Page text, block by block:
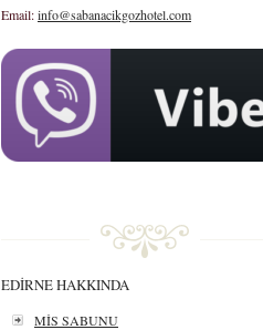
Email:info@sabanacikgozhotel.com
EDİRNE HAKKINDA
MİS SABUNU